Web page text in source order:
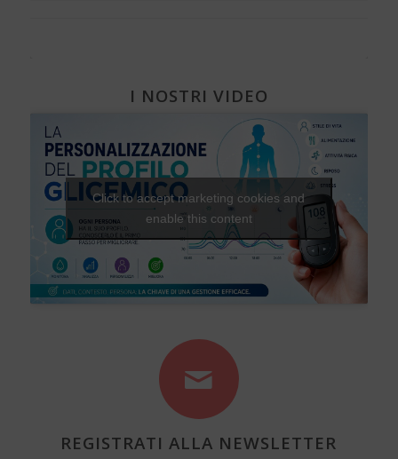
I NOSTRI VIDEO
Click to accept marketing cookies and
enable this content
REGISTRATI ALLA NEWSLETTER